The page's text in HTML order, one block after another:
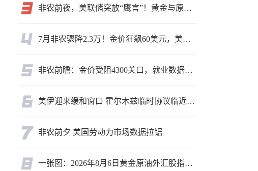
非农前夜，美联储突放“鹰言”！黄金与原油为何联手反攻？
7月非农骤降2.3万！金价狂飙60美元，美联储9月加息预期瞬间崩塌
非农前瞻：金价受阻4300关口，就业数据是“火上浇油”还是“釜底抽薪”？
美伊迎来缓和窗口 霍尔木兹临时协议临近落地
非农前夕 美国劳动力市场数据拉锯
一张图：2026年8月6日黄金原油外汇股指“枢纽点+多空持仓信号”一览